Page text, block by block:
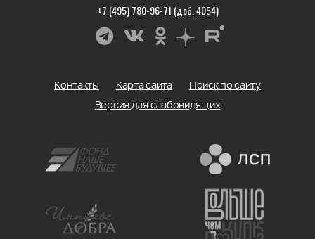
+7 (495) 780-96-71 (доб. 4054)
Контакты Карта сайта
Поиск по сайту
Версия для слабовидящих